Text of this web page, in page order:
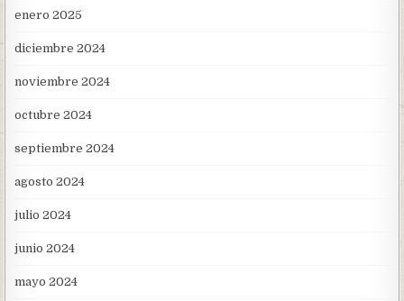
enero 2025
diciembre 2024
noviembre 2024
octubre 2024
septiembre 2024
agosto 2024
julio 2024
junio 2024
mayo 2024